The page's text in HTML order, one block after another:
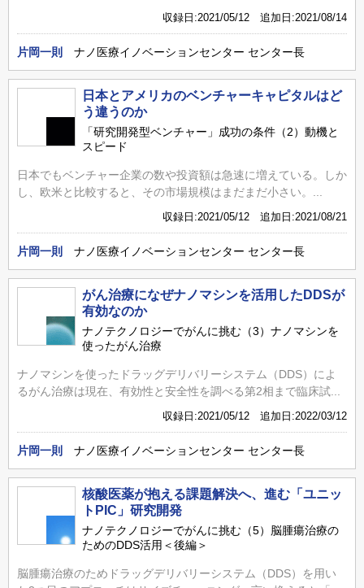
収録日:2021/05/12 追加日:2021/08/14
片岡一則 ナノ医療イノベーションセンター センター長
日本とアメリカのベンチャーキャピタルはど
う違うのか
「研究開発型ベンチャー」成功の条件（2）動機と
スピード
日本でもベンチャー企業の数や投資額は急速に増えている。しか
し、欧米と比較すると、その市場規模はまだまだ小さい。...
収録日:2021/05/12 追加日:2021/08/21
片岡一則 ナノ医療イノベーションセンター センター長
がん治療になぜナノマシンを活用したDDSが
有効なのか
ナノテクノロジーでがんに挑む（3）ナノマシンを
使ったがん治療
ナノマシンを使ったドラッグデリバリーシステム（DDS）によ
るがん治療は現在、有効性と安全性を調べる第2相まで臨床試...
収録日:2021/05/12 追加日:2022/03/12
片岡一則 ナノ医療イノベーションセンター センター長
核酸医薬が抱える課題解決へ、進む「ユニッ
トPIC」研究開発
ナノテクノロジーでがんに挑む（5）脳腫瘍治療の
ためのDDS活用＜後編＞
脳腫瘍治療のためドラッグデリバリーシステム（DDS）を用い